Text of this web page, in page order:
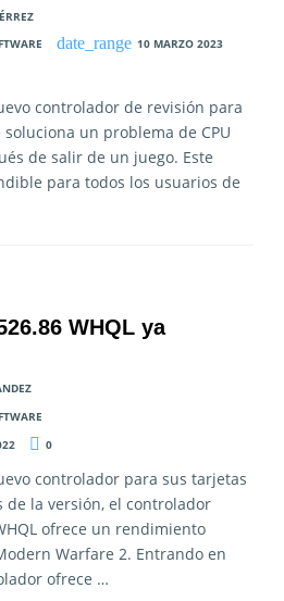
10 MARZO 2023
controlador de revisión para
un problema de CPU
de salir de un juego. Este
para todos los usuarios de
WHQL ya
0
controlador para sus tarjetas
de la versión, el controlador
ofrece un rendimiento
Warfare 2. Entrando en
ofrece …